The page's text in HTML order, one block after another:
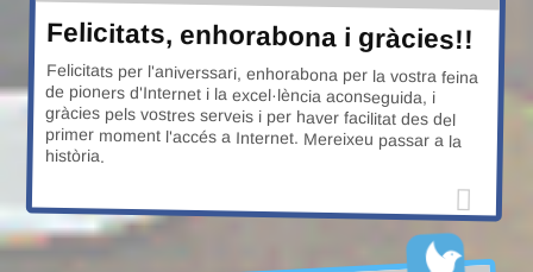
Felicitats, enhorabona i gràcies!!
Felicitats per l'aniverssari, enhorabona per la vostra feina
de pioners d'Internet i la excel·lència aconseguida, i
gràcies pels vostres serveis i per haver facilitat des del
primer moment l'accés a Internet. Mereixeu passar a la
història.